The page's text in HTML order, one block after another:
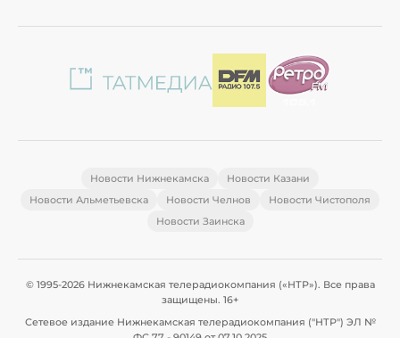
Новости Нижнекамска
Новости Казани
Новости Альметьевска
Новости Челнов
Новости Чистополя
Новости Заинска
© 1995-2026 Нижнекамская телерадиокомпания («НТР»). Все права
защищены. 16+
Сетевое издание Нижнекамская телерадиокомпания ("НТР") ЭЛ №